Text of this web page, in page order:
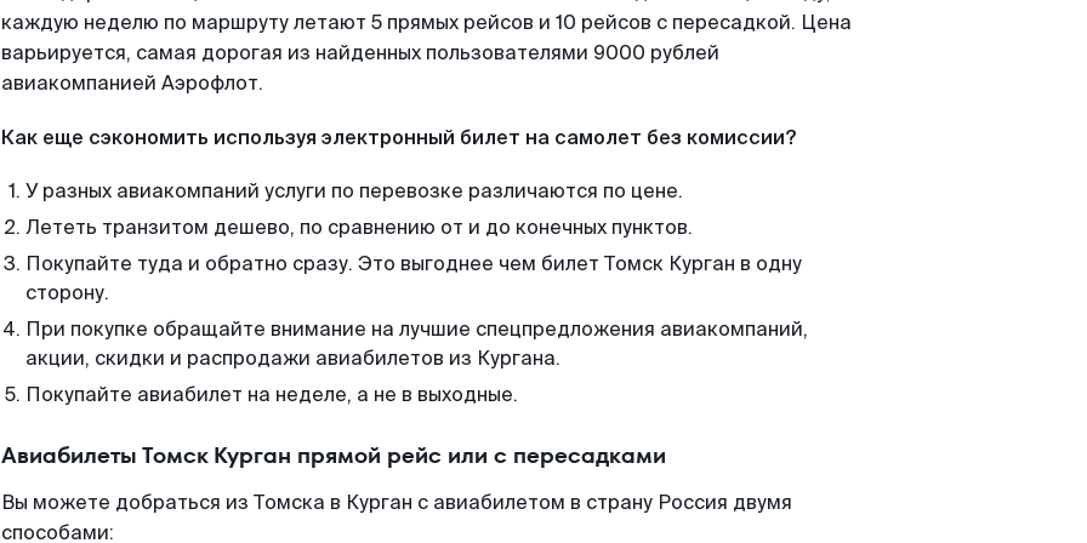
каждую неделю по маршруту летают 5 прямых рейсов и 10 рейсов с пересадкой. Цена
варьируется, самая дорогая из найденных пользователями 9000 рублей
авиакомпанией Аэрофлот.
Как еще сэкономить используя электронный билет на самолет без комиссии?
У разных авиакомпаний услуги по перевозке различаются по цене.
Лететь транзитом дешево, по сравнению от и до конечных пунктов.
Покупайте туда и обратно сразу. Это выгоднее чем билет Томск Курган в одну
сторону.
При покупке обращайте внимание на лучшие спецпредложения авиакомпаний,
акции, скидки и распродажи авиабилетов из Кургана.
Покупайте авиабилет на неделе, а не в выходные.
Авиабилеты Томск Курган прямой рейс или с пересадками
Вы можете добраться из Томска в Курган с авиабилетом в страну Россия двумя
способами: